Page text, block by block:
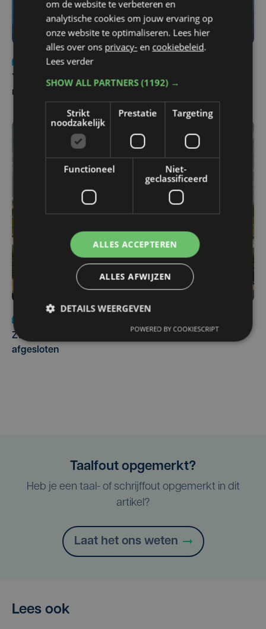
Nieuws
do 6 augustus | 21:30
Yaro (19), slachtoffer van vechtpartij, is na
maandenlange coma overleden
Zwaar ongeval op E403 in Izegem: drie rijstroken
afgesloten
Taalfout opgemerkt?
Heb je een taal- of schrijffout opgemerkt in dit
artikel?
Laat het ons weten
Lees ook
om de website te verbeteren en
analytische cookies om jouw ervaring op
onze website te optimaliseren. Lees hier
alles over ons privacy- en cookiebeleid.
Lees verder
SHOW ALL PARTNERS(1192) →
Strikt
noodzakelijk
Prestatie Targeting
Functioneel
Niet-
geclassificeerd
ALLES ACCEPTEREN
ALLES AFWIJZEN
DETAILS WEERGEVEN
POWERED BY COOKIESCRIPT